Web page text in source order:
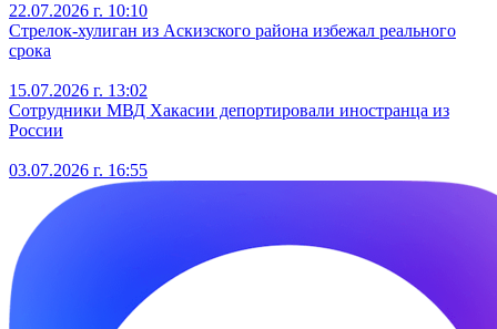
22.07.2026 г. 10:10
Стрелок-хулиган из Аскизского района избежал реального
срока
15.07.2026 г. 13:02
Сотрудники МВД Хакасии депортировали иностранца из
России
03.07.2026 г. 16:55